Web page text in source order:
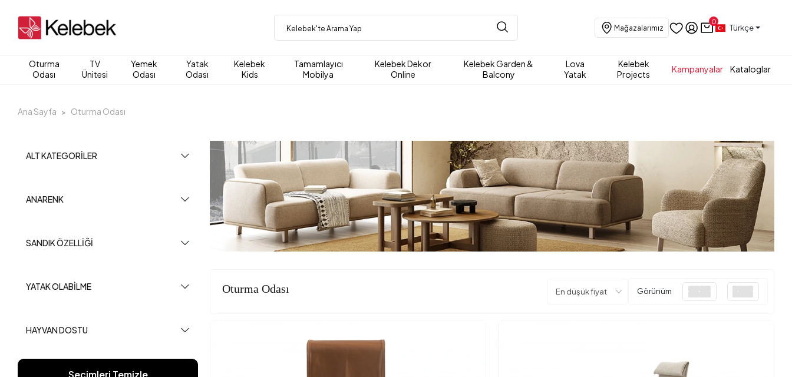
Mağazalarımız
0
Türkçe
Oturma
Odası
TV
Ünitesi
Yemek
Odası
Yatak
Odası
Kelebek
Kids
Tamamlayıcı
Mobilya
Kelebek Dekor
Online
Kelebek Garden &
Balcony
Lova
Yatak
Kelebek
Projects
Kampanyalar Kataloglar
Ana Sayfa Oturma Odası
ALT KATEGORILER
ANARENK
SANDIK ÖZELLIĞI
YATAK OLABILME
HAYVAN DOSTU
Seçimleri Temizle
Oturma Odası Görünüm